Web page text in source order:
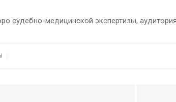
судебно-медицинской экспертизы,